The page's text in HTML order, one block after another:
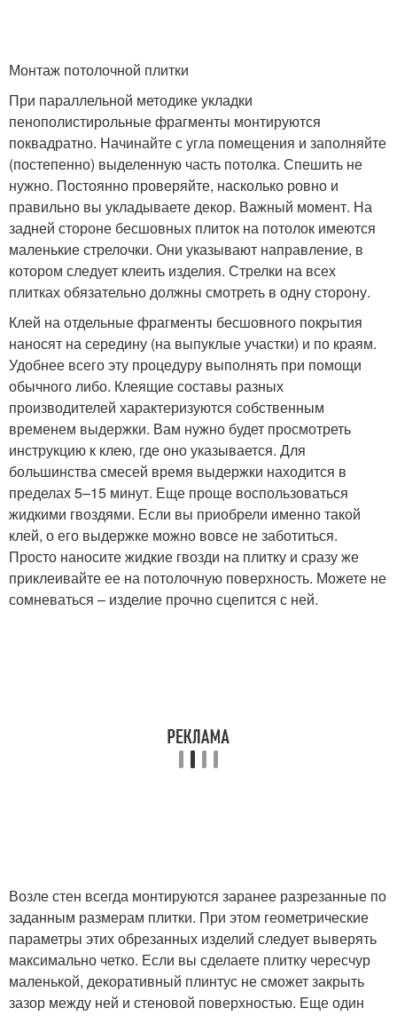
Монтаж потолочной плитки
При параллельной методике укладки
пенополистирольные фрагменты монтируются
поквадратно. Начинайте с угла помещения и заполняйте
(постепенно) выделенную часть потолка. Спешить не
нужно. Постоянно проверяйте, насколько ровно и
правильно вы укладываете декор. Важный момент. На
задней стороне бесшовных плиток на потолок имеются
маленькие стрелочки. Они указывают направление, в
котором следует клеить изделия. Стрелки на всех
плитках обязательно должны смотреть в одну сторону.
Клей на отдельные фрагменты бесшовного покрытия
наносят на середину (на выпуклые участки) и по краям.
Удобнее всего эту процедуру выполнять при помощи
обычного либо. Клеящие составы разных
производителей характеризуются собственным
временем выдержки. Вам нужно будет просмотреть
инструкцию к клею, где оно указывается. Для
большинства смесей время выдержки находится в
пределах 5–15 минут. Еще проще воспользоваться
жидкими гвоздями. Если вы приобрели именно такой
клей, о его выдержке можно вовсе не заботиться.
Просто наносите жидкие гвозди на плитку и сразу же
приклеивайте ее на потолочную поверхность. Можете не
сомневаться – изделие прочно сцепится с ней.
Возле стен всегда монтируются заранее разрезанные по
заданным размерам плитки. При этом геометрические
параметры этих обрезанных изделий следует выверять
максимально четко. Если вы сделаете плитку чересчур
маленькой, декоративный плинтус не сможет закрыть
зазор между ней и стеновой поверхностью. Еще один